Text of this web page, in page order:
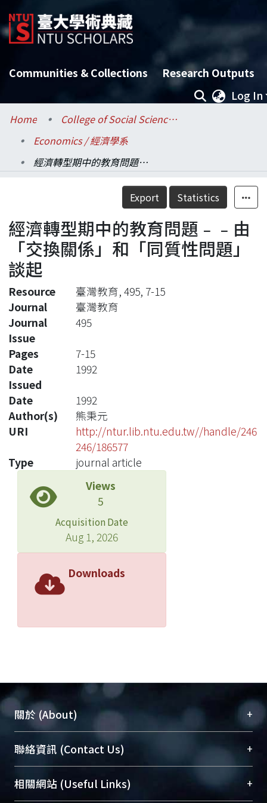
Communities & Collections
Research Outputs
Log In
Home
College of Social Sciences / 社會科學院
Economics / 經濟學系
經濟轉型期中的教育問題﹣﹣由「交換關係」和「同質性問題」談起
Details
Export Statistics
經濟轉型期中的教育問題﹣﹣由
「交換關係」和「同質性問題」
談起
Resource
臺灣教育, 495, 7-15
Journal
臺灣教育
Journal
Issue
495
Pages
7-15
Date
Issued
1992
Date
1992
Author(s)
熊秉元
URI
http://ntur.lib.ntu.edu.tw//handle/246
246/186577
Type
journal article
Views
5
Acquisition Date
Aug 1, 2026
Downloads
關於 (About) +
臺大位居世界頂尖大學之列，為永久珍藏及向國際
展現本校豐碩的研究成果及學術能量，圖書館整合
機構典藏（NTUR）與學術庫（AH）不同功能平
台，成為臺大學術典藏NTU scholars。期能整合研
聯絡資訊 (Contact Us) +
總館學科館員(Main Library)
醫學圖書館學科館員(Medical Library)
相關網站 (Useful Links) +